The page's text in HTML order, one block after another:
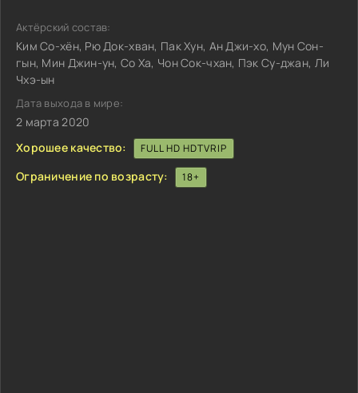
Актёрский состав:
Ким Со-хён, Рю Док-хван, Пак Хун, Ан Джи-хо, Мун Сон-
гын, Мин Джин-ун, Со Ха, Чон Сок-чхан, Пэк Су-джан, Ли
Чхэ-ын
Дата выхода в мире:
2 марта 2020
Хорошее качество:
FULL HD HDTVRIP
Ограничение по возрасту: 18+